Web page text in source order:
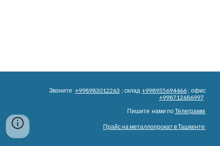
Звоните +998983012263 ; склад +998935694466; офис
+998712686997
Пишите нами поТелеграмм
Прайс на металлопрокат в Ташкенте